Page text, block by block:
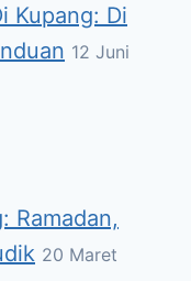
Kupang: Di
12 Juni
Ramadan,
20 Maret